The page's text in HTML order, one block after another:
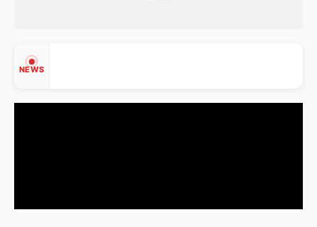
NEWS
韓股最壞時期已過？大摩估去槓桿完成逾半 波動率降
至2個月低
「白海豚」雨炸新北！通報109件災情 侯友宜揭這類災